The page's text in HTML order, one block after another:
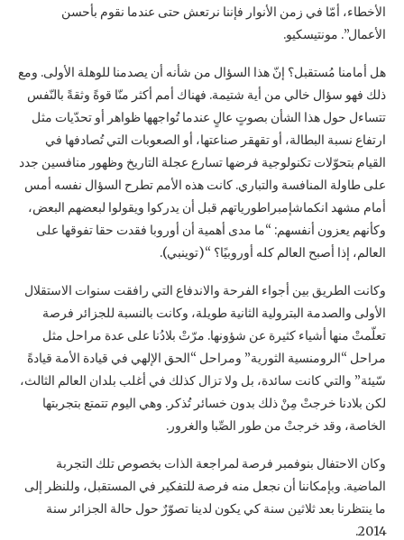
الأخطاء، أمّا في زمن الأنوار فإننا نرتعش حتى عندما نقوم ‏بأحسن
الأعمال”. مونتيسكيو.‏
هل أمامنا مُستقبل؟ إنّ هذا السؤال من شأنه أن يصدمنا للوهلة الأولى. ومع
ذلك فهو سؤال خالي من ‏أية شتيمة. فهناك أمم أكثر منّا قوةً وثقةً بالنّفس
تتساءل حول هذا الشأن بصوتٍ عالٍ عندما تُواجهها ‏ظواهر أو تحدّيات مثل
ارتفاع نسبة البطالة، أو تقهقر صناعتها، أو الصعوبات التي تُصادفها في
‏القيام بتحوّلات تكنولوجية فرضها تسارع عجلة التاريخ وظهور منافسين جدد
على طاولة المنافسة ‏والتباري. كانت هذه الأمم تطرح السؤال نفسه أمس
أمام مشهد انكماش‎‎إمبراطورياتهم قبل أن يدركوا ‏ويقولوا لبعضهم البعض،
وكأنهم يعزون أنفسهم: “ما مدى أهمية أن أوروبا فقدت حقا تفوقها على
‏العالم، إذا أصبح العالم كله أوروبيًا؟ “(توينبي).‏
وكانت الطريق بين أجواء الفرحة والاندفاع التي رافقت سنوات الاستقلال
الأولى والصدمة البترولية ‏الثانية طويلة، وكانت بالنسبة للجزائر فرصة
تعلّمتْ منها أشياء كثيرة عن شؤونها. مرّتْ بلادُنا على ‏عدة مراحل مثل
مراحل “الرومنسية الثورية” ومراحل “الحق الإلهي في قيادة الأمة قيادةً
سّيئة” ‏والتي كانت سائدة، بل ولا تزال كذلك في أغلب بلدان العالم الثالث،
لكن بلادنا خرجتْ مِنْ ذلك بدون ‏خسائر تُذكر. وهي اليوم تتمتع بتجربتها
الخاصة، وقد خرجتْ من طور الصِّبا والغرور.
وكان ‏الاحتفال بنوفمبر فرصة لمراجعة الذات بخصوص تلك التجربة
الماضية. وبإمكاننا أن نجعل منه ‏فرصة للتفكير في المستقبل، وللنظر إلى
ما ينتظرنا بعد ثلاثين سنة كي يكون لدينا تصوّرٌ حول حالة ‏الجزائر سنة
2014.‏